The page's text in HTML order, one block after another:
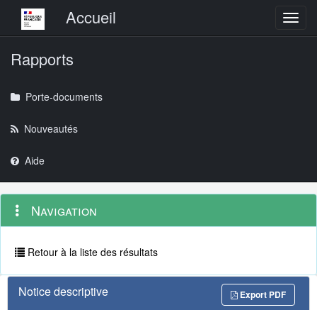
Menu principalAccueil
Rapports
Porte-documents
Nouveautés
Aide
Navigation
outils
Menu
contextuel
Navigation
Retour à la liste des résultats
Notice descriptive Export PDF